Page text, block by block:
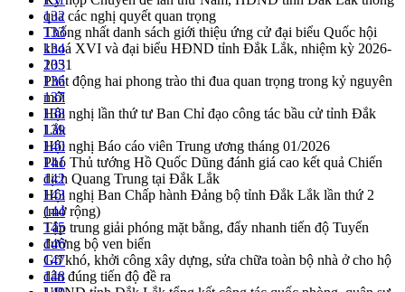
qua các nghị quyết quan trọng
Thống nhất danh sách giới thiệu ứng cử đại biểu Quốc hội
khoá XVI và đại biểu HĐND tỉnh Đắk Lắk, nhiệm kỳ 2026-
2031
Phát động hai phong trào thi đua quan trọng trong kỷ nguyên
mới
Hội nghị lần thứ tư Ban Chỉ đạo công tác bầu cử tỉnh Đắk
Lắk
Hội nghị Báo cáo viên Trung ương tháng 01/2026
Phó Thủ tướng Hồ Quốc Dũng đánh giá cao kết quả Chiến
dịch Quang Trung tại Đắk Lắk
Hội nghị Ban Chấp hành Đảng bộ tỉnh Đắk Lắk lần thứ 2
(mở rộng)
Tập trung giải phóng mặt bằng, đẩy nhanh tiến độ Tuyến
đường bộ ven biển
Gỡ khó, khởi công xây dựng, sửa chữa toàn bộ nhà ở cho hộ
dân đúng tiến độ đề ra
132
133
134
135
136
137
138
139
140
141
142
143
144
145
146
147
148